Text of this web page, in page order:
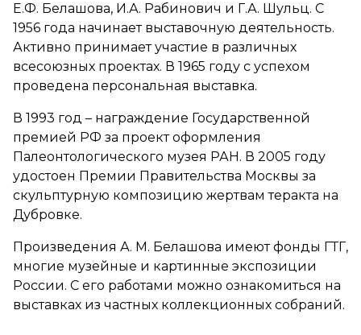
Е.Ф. Белашова, И.А. Рабинович и Г.А. Шульц. С
1956 года начинает выставочную деятельность.
Активно принимает участие в различных
всесоюзных проектах. В 1965 году с успехом
проведена персональная выставка.
В 1993 год – награждение Государственной
премией РФ за проект оформления
Палеонтологического музея РАН. В 2005 году
удостоен Премии Правительства Москвы за
скульптурную композицию жертвам теракта на
Дубровке.
Произведения А. М. Белашова имеют фонды ГТГ,
многие музейные и картинные экспозиции
России. С его работами можно ознакомиться на
выставках из частных коллекционных собраний.